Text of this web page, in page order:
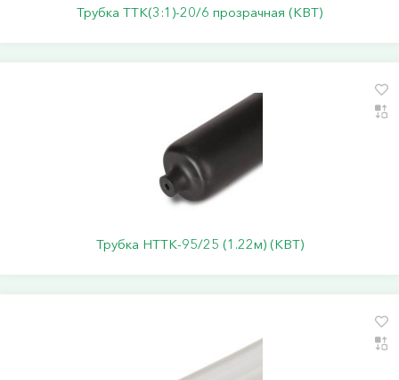
Трубка ТТК(3:1)-20/6 прозрачная (КВТ)
Трубка НТТК-95/25 (1.22м) (КВТ)